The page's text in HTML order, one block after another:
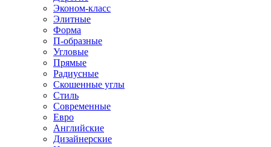
Эконом-класс
Элитные
Форма
П-образные
Угловые
Прямые
Радиусные
Скошенные углы
Стиль
Современные
Евро
Английские
Дизайнерские